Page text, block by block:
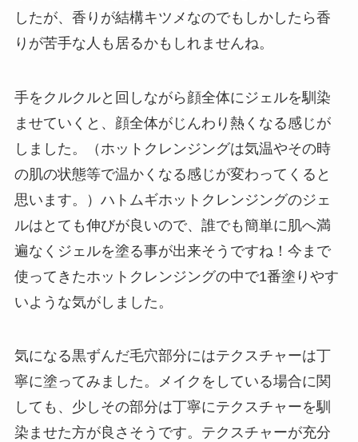
したが、香りが結構キツメなのでもしかしたら香
りが苦手な人も居るかもしれませんね。
手をクルクルと回しながら顔全体にジェルを馴染
ませていくと、顔全体がじんわり熱くなる感じが
しました。（ホットクレンジングは気温やその時
の肌の状態等で温かくなる感じが変わってくると
思います。）ハトムギホットクレンジングのジェ
ルはとても伸びが良いので、誰でも簡単に肌へ満
遍なくジェルを塗る事が出来そうですね！今まで
使ってきたホットクレンジングの中で1番塗りやす
いような気がしました。
気になる黒ずんだ毛穴部分にはテクスチャーは丁
寧に塗ってみました。メイクをしている場合に関
しても、少しその部分は丁寧にテクスチャーを馴
染ませた方が良さそうです。テクスチャーが充分